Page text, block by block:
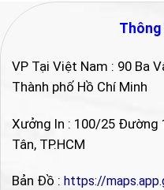
Thông
VP Tại Việt Nam : 90 Ba
Thành phố Hồ Chí Minh
Xưởng In : 100/25 Đường
Tân, TP.HCM
Bản Đồ : https://